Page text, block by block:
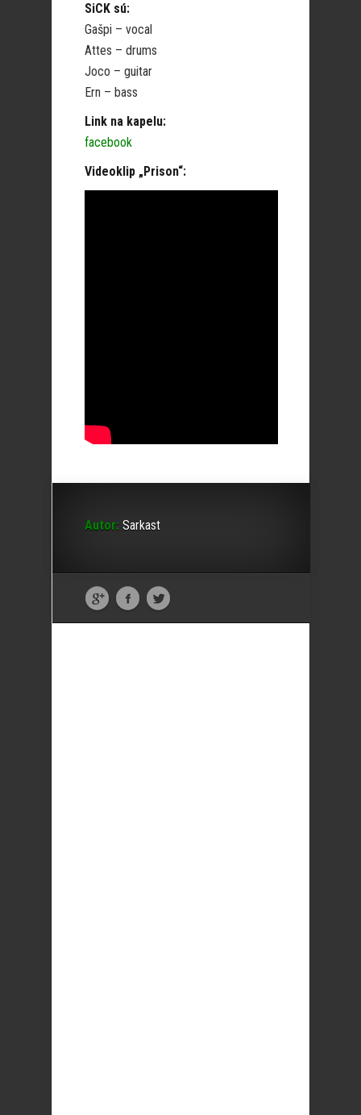
SiCK sú:
Gašpi – vocal
Attes – drums
Joco – guitar
Ern – bass
Link na kapelu:
facebook
Videoklip „Prison“:
Autor: Sarkast